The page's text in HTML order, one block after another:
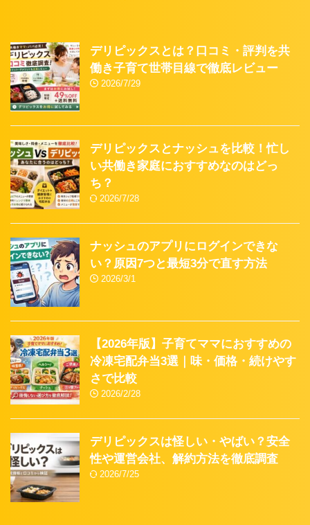
デリピックスとは？口コミ・評判を共
働き子育て世帯目線で徹底レビュー
2026/7/29
デリピックスとナッシュを比較！忙し
い共働き家庭におすすめなのはどっ
ち？
2026/7/28
ナッシュのアプリにログインできな
い？原因7つと最短3分で直す方法
2026/3/1
【2026年版】子育てママにおすすめの
冷凍宅配弁当3選｜味・価格・続けやす
さで比較
2026/2/28
デリピックスは怪しい・やばい？安全
性や運営会社、解約方法を徹底調査
2026/7/25